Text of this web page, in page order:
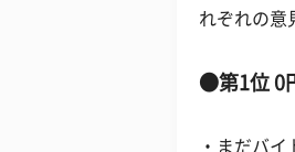
れぞれの意
●第1位 0
・まだバ